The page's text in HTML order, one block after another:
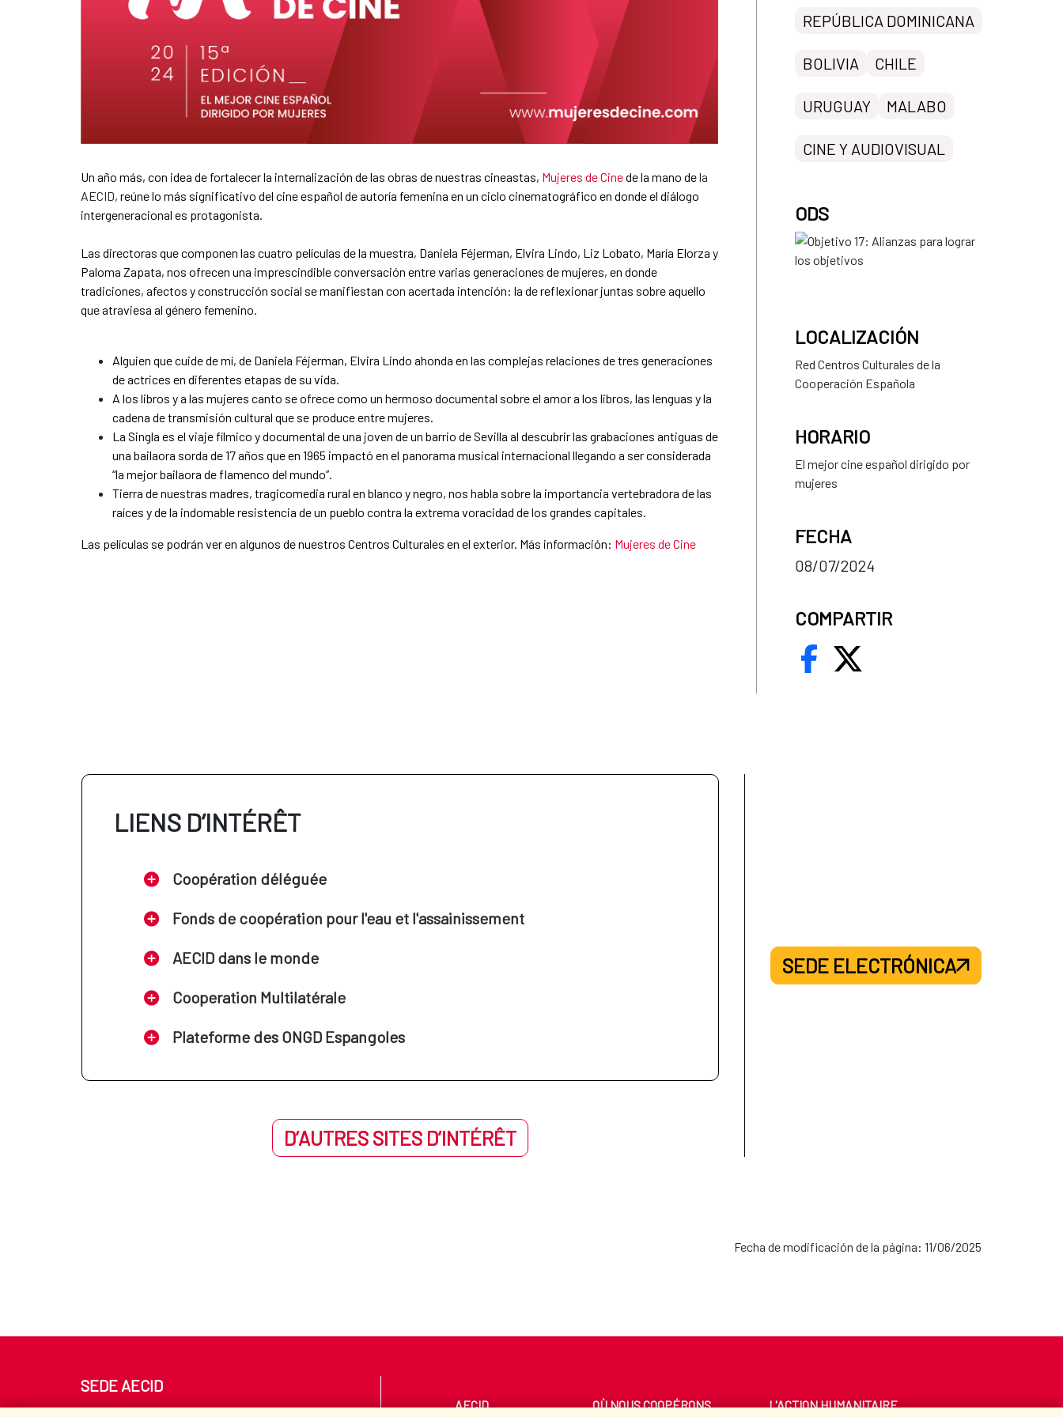
Un año más, con idea de fortalecer la internalización de las obras de nuestras cineastas, Mujeres de Cinede la mano dela
AECID, reúne lo más significativo del cine español de autoría femenina en un ciclo cinematográfico en donde el diálogo
intergeneracional es protagonista.
Las directoras que componen las cuatro películas de la muestra, Daniela Féjerman, Elvira Lindo, Liz Lobato, María Elorza y
Paloma Zapata, nos ofrecen una imprescindible conversación entre varias generaciones de mujeres, en donde
tradiciones, afectos y construcción social se manifiestan con acertada intención: la de reflexionar juntas sobre aquello
que atraviesa al género femenino.
Alguien que cuide de mí, de Daniela Féjerman, Elvira Lindo ahonda en las complejas relaciones de tres generaciones
de actrices en diferentes etapas de su vida.
A los libros y a las mujeres canto se ofrece como un hermoso documental sobre el amor a los libros, las lenguas y la
cadena de transmisión cultural que se produce entre mujeres.
La Singla es el viaje fílmico y documental de una joven de un barrio de Sevilla al descubrir las grabaciones antiguas de
una bailaora sorda de 17 años que en 1965 impactó en el panorama musical internacional llegando a ser considerada
“la mejor bailaora de flamenco del mundo”.
Tierra de nuestras madres, tragicomedia rural en blanco y negro, nos habla sobre la importancia vertebradora de las
raíces y de la indomable resistencia de un pueblo contra la extrema voracidad de los grandes capitales.
Las películas se podrán ver en algunos de nuestros Centros Culturales en el exterior. Más información: Mujeres de Cine
REPÚBLICA DOMINICANA
BOLIVIA CHILE
URUGUAY MALABO
CINE Y AUDIOVISUAL
ODS
LOCALIZACIÓN
Red Centros Culturales de la
Cooperación Española
HORARIO
El mejor cine español dirigido por
mujeres
FECHA
08/07/2024
COMPARTIR
LIENS D’INTÉRÊT
Coopération déléguée
Fonds de coopération pour l'eau et l'assainissement
AECID dans le monde
Cooperation Multilatérale
Plateforme des ONGD Espangoles
D’AUTRES SITES D’INTÉRÊT
SEDE ELECTRÓNICA
Fecha de modificación de la página: 11/06/2025
SEDE AECID
AECID OÙ NOUS COOPÉRONS
L'ACTION HUMANITAIRE